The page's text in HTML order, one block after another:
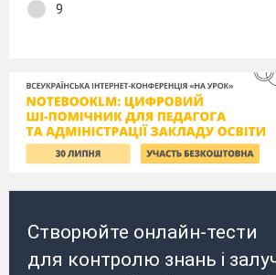
9
Створюйте онлайн-тести
для контролю знань і